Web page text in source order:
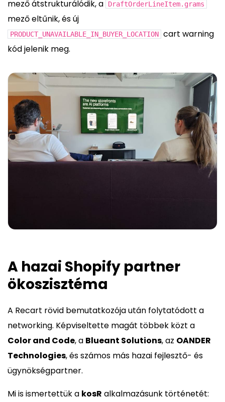
mező átstrukturálódik, a DraftOrderLineItem.grams
mező eltűnik, és új
PRODUCT_UNAVAILABLE_IN_BUYER_LOCATION cart warning
kód jelenik meg.
A hazai Shopify partner
ökoszisztéma
A Recart rövid bemutatkozója után folytatódott a
networking. Képviseltette magát többek közt a
Color and Code, a Blueant Solutions, az OANDER
Technologies, és számos más hazai fejlesztő- és
ügynökségpartner.
Mi is ismertettük a kosR alkalmazásunk történetét: